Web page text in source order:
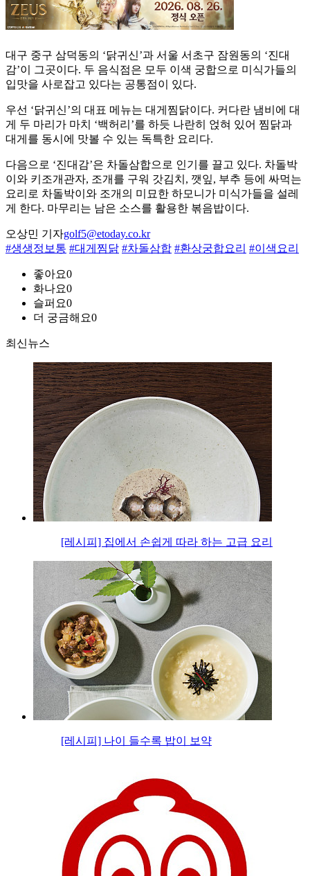
대구 중구 삼덕동의 ‘닭귀신’과 서울 서초구 잠원동의 ‘진대
감’이 그곳이다. 두 음식점은 모두 이색 궁합으로 미식가들의
입맛을 사로잡고 있다는 공통점이 있다.
우선 ‘닭귀신’의 대표 메뉴는 대게찜닭이다. 커다란 냄비에 대
게 두 마리가 마치 ‘백허리’를 하듯 나란히 얹혀 있어 찜닭과
대게를 동시에 맛볼 수 있는 독특한 요리다.
다음으로 ‘진대감’은 차돌삼합으로 인기를 끌고 있다. 차돌박
이와 키조개관자, 조개를 구워 갓김치, 깻잎, 부추 등에 싸먹는
요리로 차돌박이와 조개의 미묘한 하모니가 미식가들을 설레
게 한다. 마무리는 남은 소스를 활용한 볶음밥이다.
오상민 기자golf5@etoday.co.kr
#생생정보통 #대게찜닭 #차돌삼합 #환상궁합요리 #이색요리
좋아요0
화나요0
슬퍼요0
더 궁금해요0
최신뉴스
[레시피] 집에서 손쉽게 따라 하는 고급 요리
[레시피] 나이 들수록 밥이 보약